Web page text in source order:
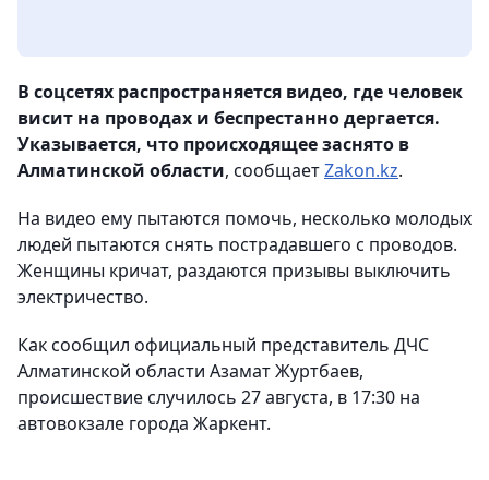
В соцсетях распространяется видео, где человек
висит на проводах и беспрестанно дергается.
Указывается, что происходящее заснято в
Алматинской области, сообщаетZakon.kz.
На видео ему пытаются помочь, несколько молодых
людей пытаются снять пострадавшего с проводов.
Женщины кричат, раздаются призывы выключить
электричество.
Как сообщил официальный представитель ДЧС
Алматинской области Азамат Журтбаев,
происшествие случилось 27 августа, в 17:30 на
автовокзале города Жаркент.